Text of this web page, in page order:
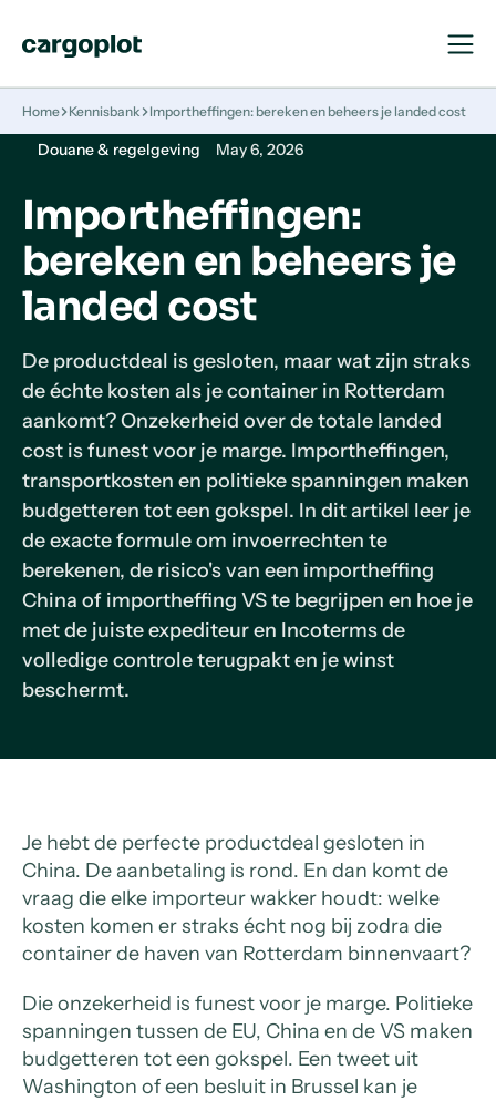
Open
Close
Home Kennisbank Importheffingen: bereken en beheers je landed cost
Douane & regelgeving May 6, 2026
Importheffingen:
bereken en beheers je
landed cost
De productdeal is gesloten, maar wat zijn straks
de échte kosten als je container in Rotterdam
aankomt? Onzekerheid over de totale landed
cost is funest voor je marge. Importheffingen,
transportkosten en politieke spanningen maken
budgetteren tot een gokspel. In dit artikel leer je
de exacte formule om invoerrechten te
berekenen, de risico's van een importheffing
China of importheffing VS te begrijpen en hoe je
met de juiste expediteur en Incoterms de
volledige controle terugpakt en je winst
beschermt.
Je hebt de perfecte productdeal gesloten in
China. De aanbetaling is rond. En dan komt de
vraag die elke importeur wakker houdt: welke
kosten komen er straks écht nog bij zodra die
container de haven van Rotterdam binnenvaart?
Die onzekerheid is funest voor je marge. Politieke
spanningen tussen de EU, China en de VS maken
budgetteren tot een gokspel. Een tweet uit
Washington of een besluit in Brussel kan je